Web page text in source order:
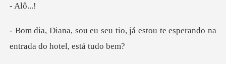
-
u seu tio, já estou te esperando